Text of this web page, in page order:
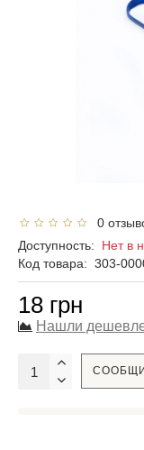
0
Доступность: Нет в
Код товара: 303-
18 грн
Нашли